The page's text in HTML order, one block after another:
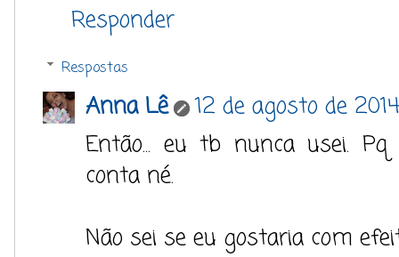
Responder
Respostas
Anna Lê
12 de agosto de
Então... eu tb nunca usei.
conta né.
Não sei se eu gostaria com